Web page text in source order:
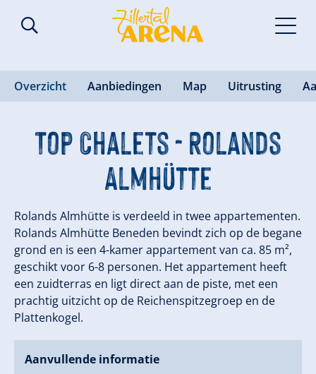
Overzicht Aanbiedingen Map Uitrusting
Top Chalets - Rolands
Almhütte
Rolands Almhütte is verdeeld in twee appartementen.
Rolands Almhütte Beneden bevindt zich op de begane
grond en is een 4-kamer appartement van ca. 85 m²,
geschikt voor 6-8 personen. Het appartement heeft
een zuidterras en ligt direct aan de piste, met een
prachtig uitzicht op de Reichenspitzegroep en de
Plattenkogel.
Aanvullende informatie